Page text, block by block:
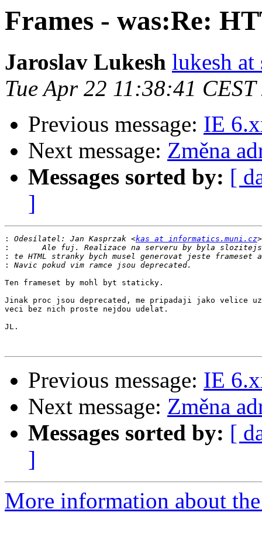
Frames - was:Re:
Jaroslav Lukesh lukesh at
Tue Apr 22 11:38:41
Previous message: IE
Next message: Změna
Messages sorted by: [
]
: Odesílatel: Jan Kasprzak <kas at informatics.muni.cz
:
:
:
Ten frameset by mohl byt staticky.
Jinak proc jsou deprecated, me pripadaji jako velice
veci bez nich proste nejdou udelat.
JL.
Previous message: IE
Next message: Změna
Messages sorted by: [
]
More information about